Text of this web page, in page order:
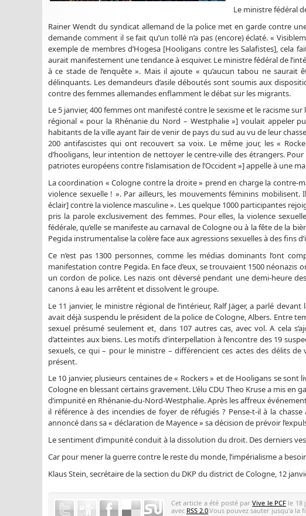
Le ministre fédéral
Rainer Wendt du syndicat allemand de la police met en garde contre
demande comment il se fait qu’un tollé n’a pas (encore) éclaté. «
exemple de membres d’Hogesa [Hooligans contre les Salafistes], cela
aurait manifestement une tendance à esquiver. Le ministre fédéral de
à ce stade de l’enquête ». Mais il ajoute « qu’aucun tabou ne saurait
délinquants. Les demandeurs d’asile déboutés sont soumis aux
contre des femmes allemandes enflamment le débat sur les migrants.
Le 5 janvier, 400 femmes ont manifesté contre le sexisme et le racisme
régional « pour la Rhénanie du Nord – Westphalie »] voulait appeler
habitants de la ville ayant l’air de venir de pays du sud au vu de leur
200 antifascistes qui ont recouvert sa voix. Le même jour, les «
d’hooligans, leur intention de nettoyer le centre-ville des étrangers.
patriotes européens contre l’islamisation de l’Occident »] appelle à une
La coordination « Cologne contre la droite » prend en charge la contre-
violence sexuelle ! ». Par ailleurs, les mouvements féminins
éclair] contre la violence masculine ». Les quelque 1000 participantes
pris la parole exclusivement des femmes. Pour elles, la violence
fédérale, qu’elle se manifeste au carnaval de Cologne ou à la fête de la
Pegida instrumentalise la colère face aux agressions sexuelles à des fins
Ce n’est pas 1300 personnes, comme les médias dominants l’ont
manifestation contre Pegida. En face d’eux, se trouvaient 1500
un cordon de police. Les nazis ont déversé pendant une demi-heure
canons à eau les arrêtent et dissolvent le groupe.
Le 11 janvier, le ministre régional de l’intérieur, Ralf Jäger, a parlé
avait déjà suspendu le président de la police de Cologne, Albers. Entre
sexuel présumé seulement et, dans 107 autres cas, avec vol. A cela
d’atteintes aux biens. Les motifs d’interpellation à l’encontre des 19
sexuels, ce qui – pour le ministre – différencient ces actes des délits
présent.
Le 10 janvier, plusieurs centaines de « Rockers » et de Hooligans se
Cologne en blessant certains gravement. L’élu CDU Theo Kruse a mis
d’impunité en Rhénanie-du-Nord-Westphalie. Après les affreux
il référence à des incendies de foyer de réfugiés ? Pense-t-il à la
annoncé dans sa « déclaration de Mayence » sa décision de prévoir
Le sentiment d’impunité conduit à la dissolution du droit. Des derniers
Car pour mener la guerre contre le reste du monde, l’impérialisme a
Klaus Stein, secrétaire de la section du DKP du district de Cologne, 12
Cet article a été posté parVive le PCF le 18
avec RSS 2.0.Vous pouvez sauter jusqu'a la